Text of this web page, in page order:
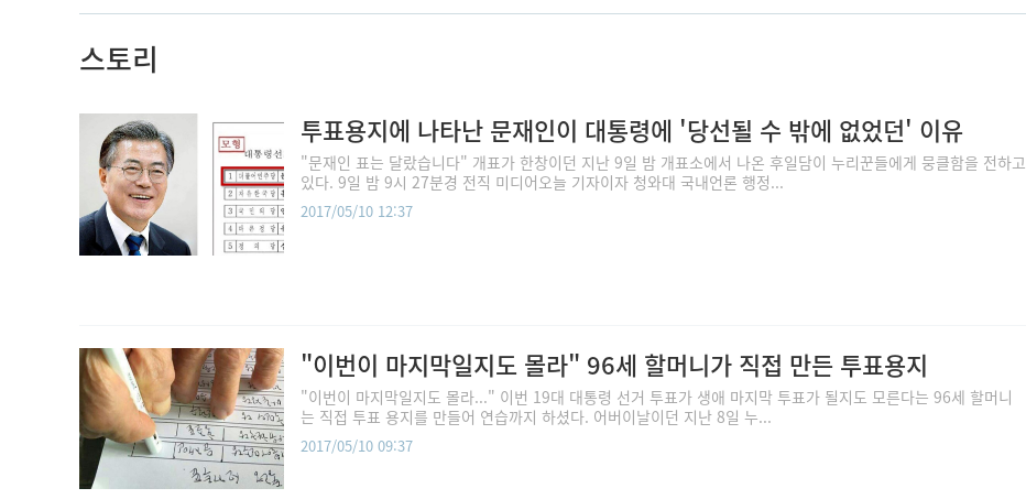
스토리
투표용지에 나타난 문재인이 대통령에 '당선될 수 밖에 없었던' 이유
"문재인 표는 달랐습니다" 개표가 한창이던 지난 9일 밤 개표소에서 나온 후일담이 누리꾼들에게 뭉클함을 전하고
있다. 9일 밤 9시 27분경 전직 미디어오늘 기자이자 청와대 국내언론 행정...
2017/05/10 12:37
"이번이 마지막일지도 몰라" 96세 할머니가 직접 만든 투표용지
"이번이 마지막일지도 몰라..." 이번 19대 대통령 선거 투표가 생애 마지막 투표가 될지도 모른다는 96세 할머니
는 직접 투표 용지를 만들어 연습까지 하셨다. 어버이날이던 지난 8일 누...
2017/05/10 09:37